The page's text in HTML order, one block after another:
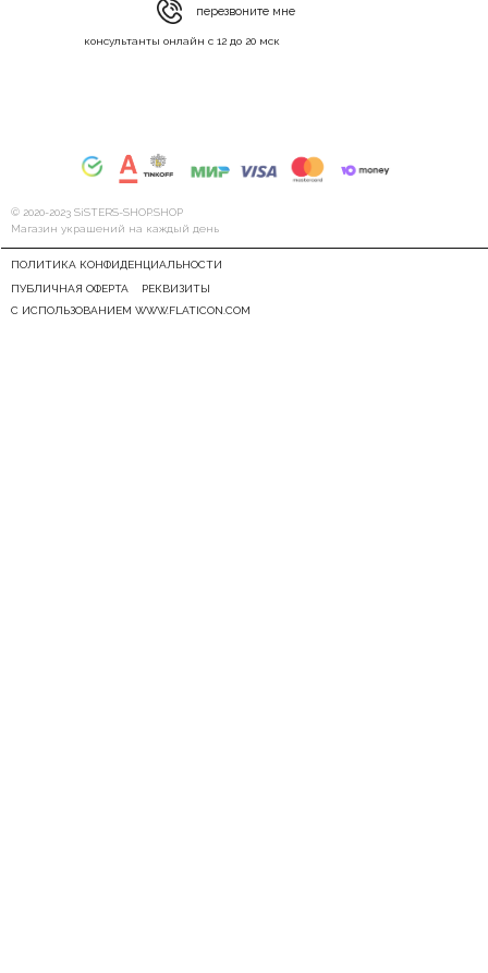
© 2020-2023 SiSTERS-SHOP.SHOP
Магазин украшений на каждый день
РЕКВИЗИТЫ
ПОЛИТИКА КОНФИДЕНЦИАЛЬНОСТИ
ПУБЛИЧНАЯ ОФЕРТА
консультанты онлайн с 12 до 20 мск
перезвоните мне
С ИСПОЛЬЗОВАНИЕМ WWW.FLATICON.COM